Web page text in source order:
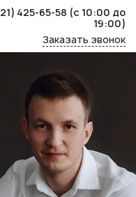
425-65-58 (с 10:00 до
19:00)
Заказать звонок